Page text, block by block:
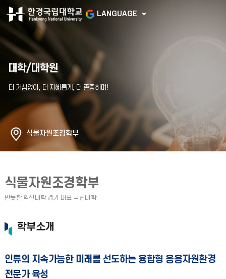
LANGUAGE
대학/대학원
식물자원조경학부
식물자원조경학부
학부소개
인류의 지속가능한 미래를 선도하는 융합형 응용자원환경
전문가 육성